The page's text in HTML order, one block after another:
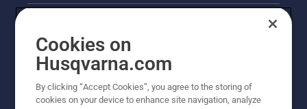
Други сайтове на Husqvarna
Cookies on
Husqvarna.com
By clicking “Accept Cookies”, you agree to the storing of
cookies on your device to enhance site navigation, analyze